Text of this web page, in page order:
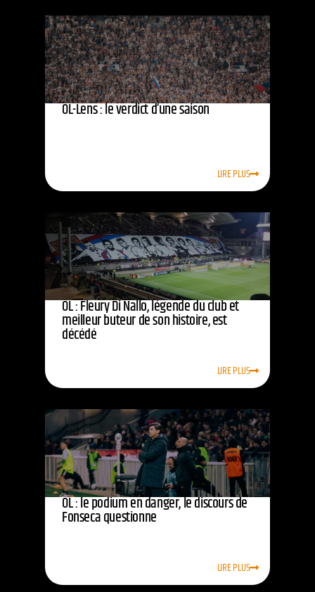
OL-Lens : le verdict d’une saison
LIRE PLUS
OL : Fleury Di Nallo, légende du club et
meilleur buteur de son histoire, est
décédé
LIRE PLUS
OL : le podium en danger, le discours de
Fonseca questionne
LIRE PLUS